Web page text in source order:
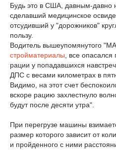
Будь это в США, давным-давно
сделавший медицинское
отсудивший у "дорожников"
пользу.
Водитель вышеупомянутого
стройматериалы , все
рации у попадавшихся
ДПС с весами километрах в
Видимо, на этот счет
вскоре рацию захлестнуло
будут после десяти утра".
При перегрузе машины
размер которого зависит от
и пройденного с ними